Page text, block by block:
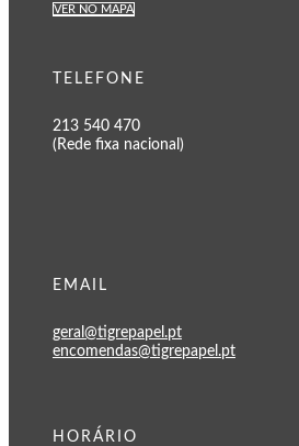
VER NO MAPA
TELEFONE
213 540 470
(Rede fixa nacional)
EMAIL
geral@tigrepapel.pt
encomendas@tigrepapel.pt
HORÁRIO